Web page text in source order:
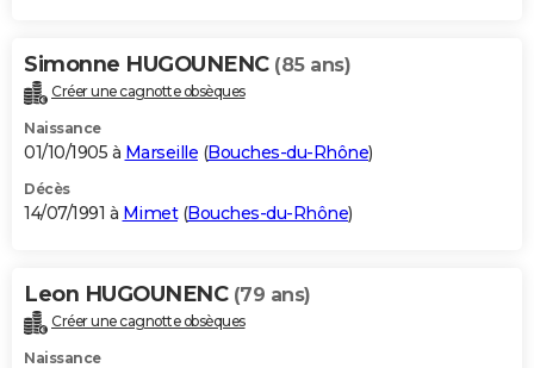
Simonne HUGOUNENC (85 ans)
Créer une cagnotte obsèques
Naissance
01/10/1905 à Marseille (Bouches-du-Rhône)
Décès
14/07/1991 à Mimet(Bouches-du-Rhône)
Leon HUGOUNENC (79 ans)
Créer une cagnotte obsèques
Naissance